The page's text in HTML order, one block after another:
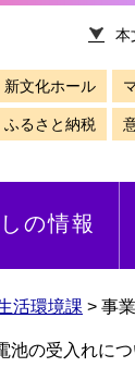
本
新文化ホール
ふるさと納税
の情報
活環境課 > 事
池の受入れにつ